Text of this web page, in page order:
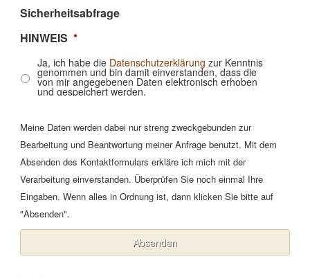
Sicherheitsabfrage
HINWEIS *
Ja, ich habe die Datenschutzerklärung zur Kenntnis
genommen und bin damit einverstanden, dass die
von mir angegebenen Daten elektronisch erhoben
und gespeichert werden.
Meine Daten werden dabei nur streng zweckgebunden zur
Bearbeitung und Beantwortung meiner Anfrage benutzt. Mit dem
Absenden des Kontaktformulars erkläre ich mich mit der
Verarbeitung einverstanden. Überprüfen Sie noch einmal Ihre
Eingaben. Wenn alles in Ordnung ist, dann klicken Sie bitte auf
"Absenden".